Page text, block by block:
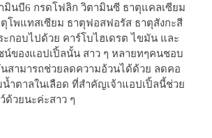
มินบี6 กรดโฟลิก วิตามินซี ธาตุแคลเซียม
โพแทสเซียม ธาตุฟอสฟอรัส ธาตุสังกะสี
ะกอบไปด้วย คาร์โบไฮเดรต ไขมัน และ
น์ของแอปเปิ้ลนั้น สาว ๆ หลายทๆคนชอบ
สามารถช่วยลดความอ้วนได้ด้วย ลดคอ
น้ำตาลในเลือด ที่สำคัญเจ้าแอปเปิ้ลนี้ช่วย
ด้วยนะค่ะสาว ๆ